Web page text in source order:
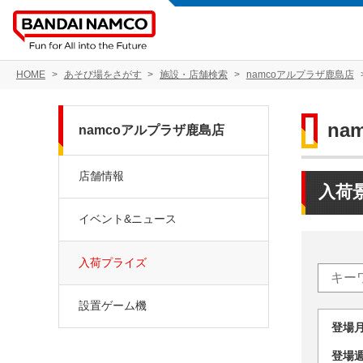
HOME あそび場をさがす 施設・店舗検索 namcoアルプラザ鹿島店
入荷
登
登
namcoアルプラザ鹿島店
店舗情報
イベント&ニュース
入荷プライズ
設置ゲーム機